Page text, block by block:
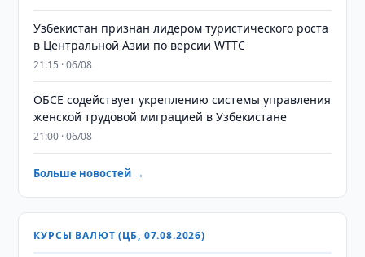
Узбекистан признан лидером туристического роста
в Центральной Азии по версии WTTC
21:15 · 06/08
ОБСЕ содействует укреплению системы управления
женской трудовой миграцией в Узбекистане
21:00 · 06/08
Больше новостей →
КУРСЫ ВАЛЮТ (ЦБ, 07.08.2026)